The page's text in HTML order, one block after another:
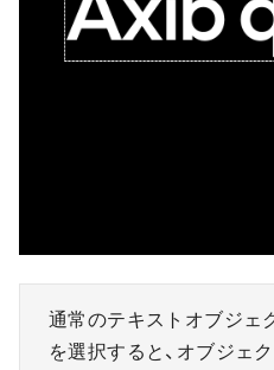
通常のテキストオブジェ
を選択すると、オブジェ